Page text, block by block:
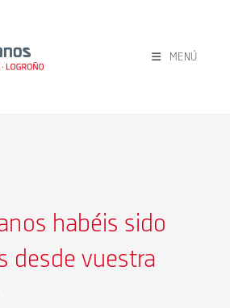
MENÚ
habéis sido
desde vuestra